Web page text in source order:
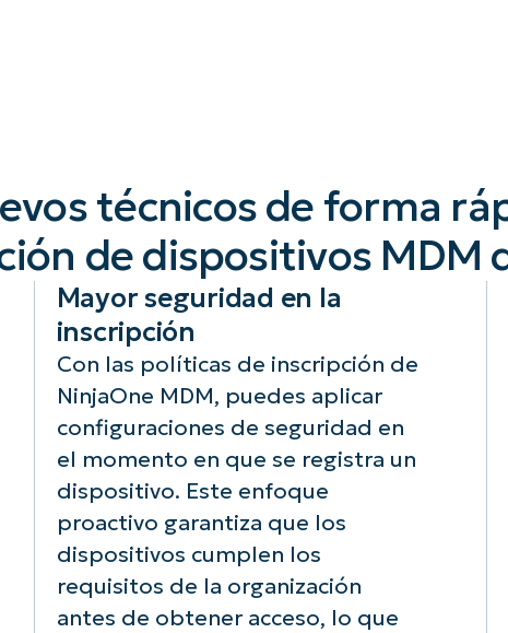
técnicos de forma
de dispositivos MDM
Mayor seguridad en la
inscripción
Con las políticas de inscripción de
NinjaOne MDM, puedes aplicar
configuraciones de seguridad en
el momento en que se registra un
dispositivo. Este enfoque
proactivo garantiza que los
dispositivos cumplen los
requisitos de la organización
antes de obtener acceso, lo que